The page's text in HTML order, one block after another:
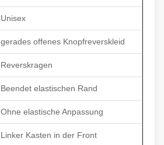
Unisex
gerades offenes Knopfreverskleid
Reverskragen
Beendet elastischen Rand
Ohne elastische Anpassung
Linker Kasten in der Front